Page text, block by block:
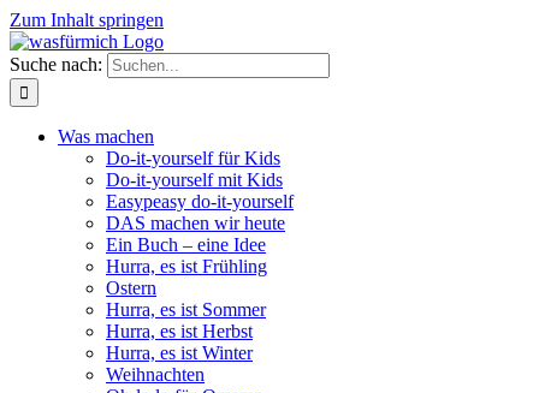
Zum Inhalt springen
Suche nach:
Was machen
Do-it-yourself für Kids
Do-it-yourself mit Kids
Easypeasy do-it-yourself
DAS machen wir heute
Ein Buch – eine Idee
Hurra, es ist Frühling
Ostern
Hurra, es ist Sommer
Hurra, es ist Herbst
Hurra, es ist Winter
Weihnachten